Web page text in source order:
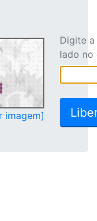
imagem]
Digite
lado no